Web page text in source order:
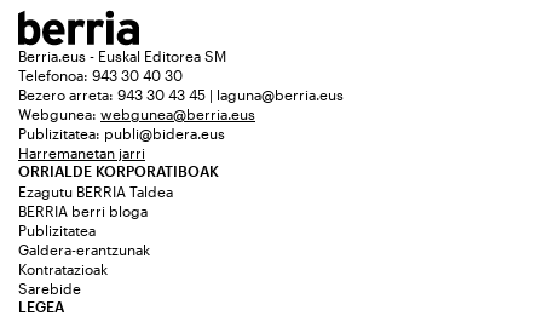
Berria.eus - Euskal Editorea SM
Telefonoa: 943 30 40 30
Bezero arreta: 943 30 43 45 | laguna@berria.eus
Webgunea: webgunea@berria.eus
Publizitatea: publi@bidera.eus
Harremanetan jarri
ORRIALDE KORPORATIBOAK
Ezagutu BERRIA Taldea
BERRIA berri bloga
Publizitatea
Galdera-erantzunak
Kontratazioak
Sarebide
LEGEA